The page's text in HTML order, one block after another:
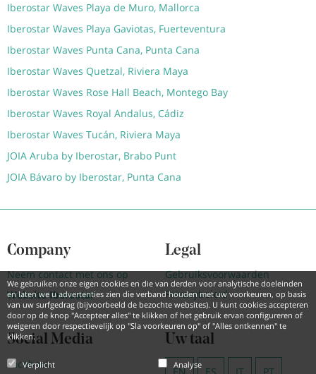
We gebruiken onze eigen cookies en die van derden voor analytische doeleinden
en laten we u advertenties zien die verband houden met uw voorkeuren, op basis
van uw surfgedrag (bijvoorbeeld de bezochte websites). U kunt cookies accepteren
door op de knop "Accepteer alles" te klikken of het gebruik ervan configureren of
weigeren door respectievelijk op "Sla voorkeuren op" of "Alles ontkennen" te
klikken.
Verplicht Analyse
Iberostar Waves Playa de Muro, Mallorca
Iberostar Waves Playa Gaviotas, Fuerteventura
Iberostar Waves Punta Cana, Punta Cana
Iberostar Waves Quetzal, Riviera Maya
Iberostar Waves Rose Hall Beach, Montego Bay
Iberostar Waves Royal Andalus, Cádiz
Iberostar Waves Tucán, Riviera Maya
JOIA Aruba by Iberostar, Brabo Punt
JOIA Bávaro by Iberostar, Punta Cana
Company
Neem contact met ons op
Website Iberostar
Legal
Gebruiksvoorwaarden
Privacybeleid
Social Media
Facebook
Uw taal